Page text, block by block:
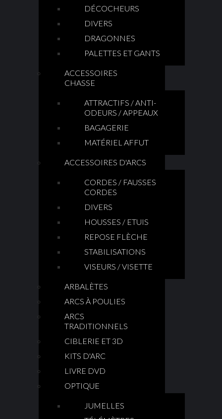
DÉCOCHEURS
DIVERS
DRAGONNES
PALETTES ET GANTS
ACCESSOIRES
CHASSE
ATTRACTIFS / ANTI-
ODEURS / APPEAUX
BAGAGERIE
MATÉRIEL AFFUT
ACCESSOIRES D'ARCS
CORDES / FAUSSES
CORDES
DIVERS
HOUSSES / ETUIS
REPOSE FLÈCHE
STABILISATIONS
VISEURS / VISETTE
ARBALÈTES
ARCS À POULIES
ARCS
TRADITIONNELS
CIBLERIE ET 3D
KITS D'ARC
LIVRE DVD
OPTIQUE
JUMELLES